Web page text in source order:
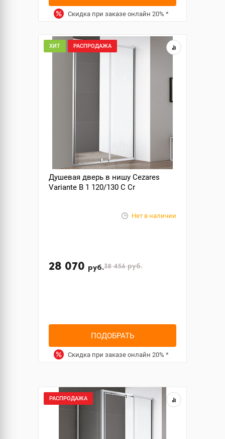
Скидка при заказе онлайн 20% *
ХИТ РАСПРОДАЖА
Душевая дверь в нишу Cezares
Variante B 1 120/130 C Cr
Нет в наличии
28 070 руб.38 456руб.
ПОДОБРАТЬ
Скидка при заказе онлайн 20% *
РАСПРОДАЖА